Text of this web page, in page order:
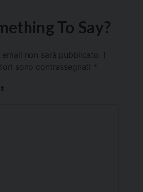
To Say?
email non sarà pubblicato.
sono contrassegnati *